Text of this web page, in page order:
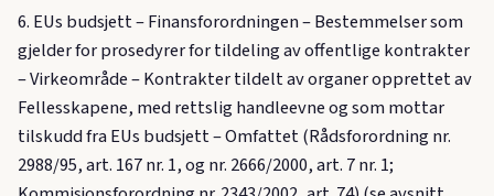
6. EUs budsjett – Finansforordningen – Bestemmelser som
gjelder for prosedyrer for tildeling av offentlige kontrakter
– Virkeområde – Kontrakter tildelt av organer opprettet av
Fellesskapene, med rettslig handleevne og som mottar
tilskudd fra EUs budsjett – Omfattet (Rådsforordning nr.
2988/95, art. 167 nr. 1, og nr. 2666/2000, art. 7 nr. 1;